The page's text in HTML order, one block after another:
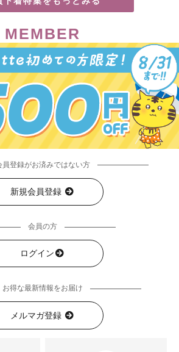
MEMBER
員登録がお済みではない方
新規会員登録
会員の方
ログイン
お得な最新情報をお届け
メルマガ登録